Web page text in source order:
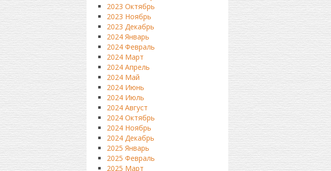
2023 Октябрь
2023 Ноябрь
2023 Декабрь
2024 Январь
2024 Февраль
2024 Март
2024 Апрель
2024 Май
2024 Июнь
2024 Июль
2024 Август
2024 Октябрь
2024 Ноябрь
2024 Декабрь
2025 Январь
2025 Февраль
2025 Март